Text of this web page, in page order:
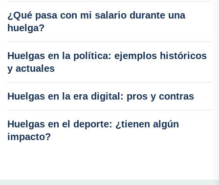
¿Qué pasa con mi salario durante una
huelga?
Huelgas en la política: ejemplos históricos
y actuales
Huelgas en la era digital: pros y contras
Huelgas en el deporte: ¿tienen algún
impacto?